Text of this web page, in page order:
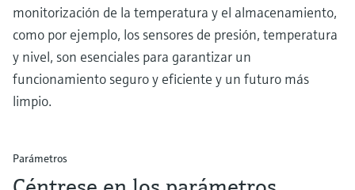
monitorización de la temperatura y el almacenamiento,
como por ejemplo, los sensores de presión, temperatura
y nivel, son esenciales para garantizar un
funcionamiento seguro y eficiente y un futuro más
limpio.
Parámetros